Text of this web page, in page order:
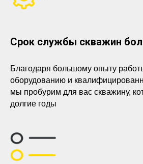
Срок службы скважин
Благодаря большому опыту
оборудованию и
мы пробурим для вас скважину,
долгие годы